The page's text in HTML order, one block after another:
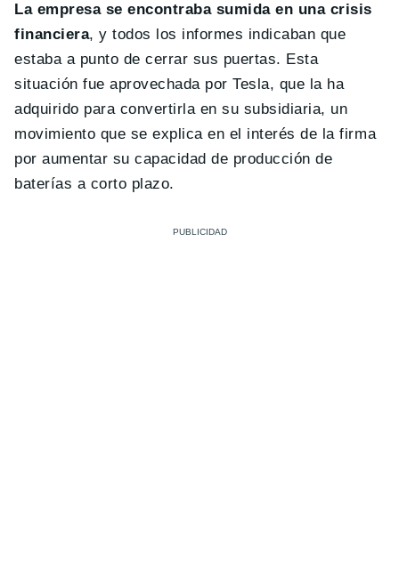
La empresa se encontraba sumida en una crisis
financiera, y todos los informes indicaban que
estaba a punto de cerrar sus puertas. Esta
situación fue aprovechada por Tesla, que la ha
adquirido para convertirla en su subsidiaria, un
movimiento que se explica en el interés de la firma
por aumentar su capacidad de producción de
baterías a corto plazo.